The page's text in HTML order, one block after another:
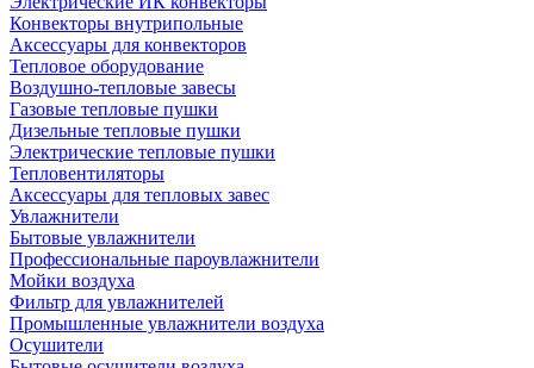
Конвекторы внутрипольные
Аксессуары для конвекторов
Тепловое оборудование
Воздушно-тепловые завесы
Газовые тепловые пушки
Дизельные тепловые пушки
Электрические тепловые пушки
Тепловентиляторы
Аксессуары для тепловых завес
Увлажнители
Бытовые увлажнители
Профессиональные пароувлажнители
Мойки воздуха
Фильтр для увлажнителей
Промышленные увлажнители воздуха
Осушители